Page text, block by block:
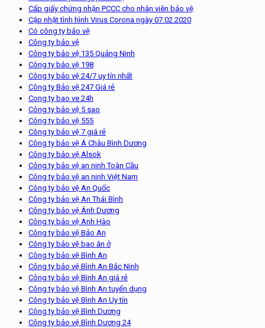
Cấp giấy chứng nhận PCCC cho nhân viên bảo vệ
Cập nhật tình hình Virus Corona ngày 07.02.2020
Có công ty bảo vệ
Công ty bảo vệ
Công ty bảo vệ 135 Quảng Ninh
Công ty bảo vệ 198
Công ty bảo vệ 24/7 uy tín nhất
Công ty Bảo vệ 247 Giá rẻ
Cong ty bao ve 24h
Công ty bảo vệ 5 sao
Công ty bảo vệ 555
Công ty bảo vệ 7 giá rẻ
Công ty bảo vệ Á Châu Bình Dương
Công ty bảo vệ Alsok
Công ty bảo vệ an ninh Toàn Cầu
Công ty bảo vệ an ninh Việt Nam
Công ty bảo vệ An Quốc
Công ty bảo vệ An Thái Bình
Công ty bảo vệ Ánh Dương
Công ty bảo vệ Anh Hào
Công ty bảo vệ Bảo An
Công ty bảo vệ bao ăn ở
Công ty bảo vệ Bình An
Công ty bảo vệ Bình An Bắc Ninh
Công ty bảo vệ Bình An giá rẻ
Công ty bảo vệ Bình An tuyển dụng
Công ty bảo vệ Bình An Uy tín
Công ty bảo vệ Bình Dương
Công ty bảo vệ Bình Dương 24